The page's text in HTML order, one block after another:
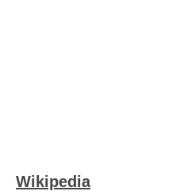
Wikipedia